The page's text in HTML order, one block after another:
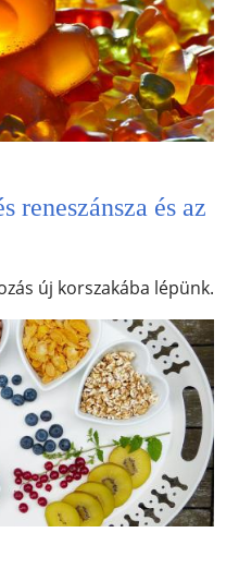
reneszánsza és az
új korszakába lépünk.